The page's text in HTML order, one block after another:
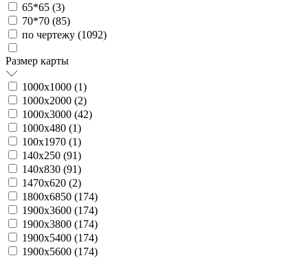
65*65 (3)
70*70 (85)
по чертежу (1092)
Размер карты
1000х1000 (1)
1000х2000 (2)
1000х3000 (42)
1000х480 (1)
100х1970 (1)
140х250 (91)
140х830 (91)
1470х620 (2)
1800х6850 (174)
1900х3600 (174)
1900х3800 (174)
1900х5400 (174)
1900х5600 (174)